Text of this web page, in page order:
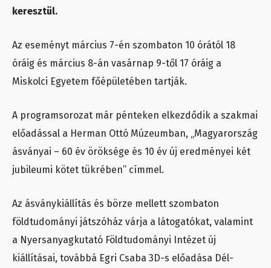
keresztül.
Az eseményt március 7-én szombaton 10 órától 18
óráig és március 8-án vasárnap 9-től 17 óráig a
Miskolci Egyetem főépületében tartják.
A programsorozat már pénteken elkezdődik a szakmai
előadással a Herman Ottó Múzeumban, „Magyarország
ásványai – 60 év öröksége és 10 év új eredményei két
jubileumi kötet tükrében” címmel.
Az ásványkiállítás és börze mellett szombaton
földtudományi játszóház várja a látogatókat, valamint
a Nyersanyagkutató Földtudományi Intézet új
kiállításai, továbbá Egri Csaba 3D-s előadása Dél-